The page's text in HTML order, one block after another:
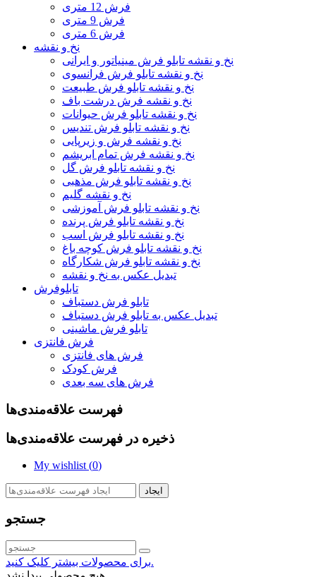
فرش 12 متری
فرش 9 متری
فرش 6 متری
نخ و نقشه
نخ و نقشه تابلو فرش مینیاتور و ایرانی
نخ و نقشه تابلو فرش فرانسوی
نخ و نقشه تابلو فرش طبیعت
نخ و نقشه فرش درشت باف
نخ و نقشه تابلو فرش حیوانات
نخ و نقشه تابلو فرش تندیس
نخ و نقشه فرش و زیرپایی
نخ و نقشه فرش تمام ابریشم
نخ و نقشه تابلو فرش گل
نخ و نقشه تابلو فرش مذهبی
نخ و نقشه گلیم
نخ و نقشه تابلو فرش آموزشی
نخ و نقشه تابلو فرش پرنده
نخ و نقشه تابلو فرش اسب
نخ و نقشه تابلو فرش کوچه باغ
نخ و نقشه تابلو فرش شکارگاه
تبدیل عکس به نخ و نقشه
تابلوفرش
تابلو فرش دستباف
تبدیل عکس به تابلو فرش دستباف
تابلو فرش ماشینی
فرش فانتزی
فرش های فانتزی
فرش کودک
فرش های سه بعدی
فهرست علاقه‌مندی‌ها
ذخیره در فهرست علاقه‌مندی‌ها
My wishlist (0)
ایجاد
جستجو
برای محصولات بیشتر کلیک کنید.